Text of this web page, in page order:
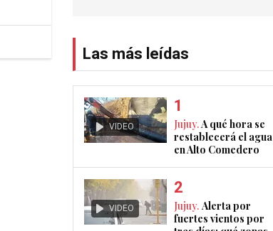
Las más leídas
VIDEO Jujuy.A qué hora se
restablecerá el agua
en Alto Comedero
VIDEO Jujuy. Alerta por
fuertes vientos por